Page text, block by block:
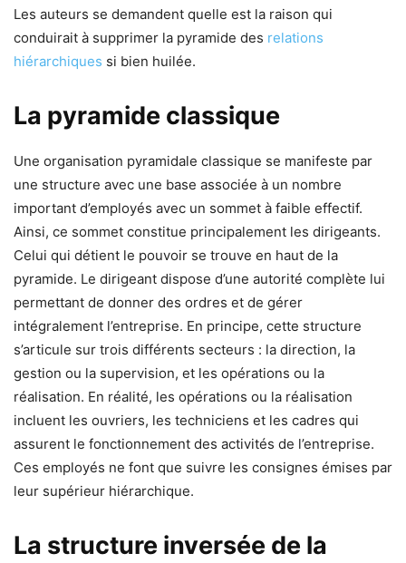
Les auteurs se demandent quelle est la raison qui
conduirait à supprimer la pyramide des relations
hiérarchiques si bien huilée.
La pyramide classique
Une organisation pyramidale classique se manifeste par
une structure avec une base associée à un nombre
important d’employés avec un sommet à faible effectif.
Ainsi, ce sommet constitue principalement les dirigeants.
Celui qui détient le pouvoir se trouve en haut de la
pyramide. Le dirigeant dispose d’une autorité complète lui
permettant de donner des ordres et de gérer
intégralement l’entreprise. En principe, cette structure
s’articule sur trois différents secteurs : la direction, la
gestion ou la supervision, et les opérations ou la
réalisation. En réalité, les opérations ou la réalisation
incluent les ouvriers, les techniciens et les cadres qui
assurent le fonctionnement des activités de l’entreprise.
Ces employés ne font que suivre les consignes émises par
leur supérieur hiérarchique.
La structure inversée de la